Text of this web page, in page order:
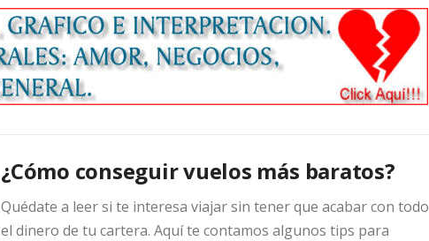
¿Cómo conseguir vuelos más baratos?
Quédate a leer si te interesa viajar sin tener que acabar con todo
el dinero de tu cartera. Aquí te contamos algunos tips para